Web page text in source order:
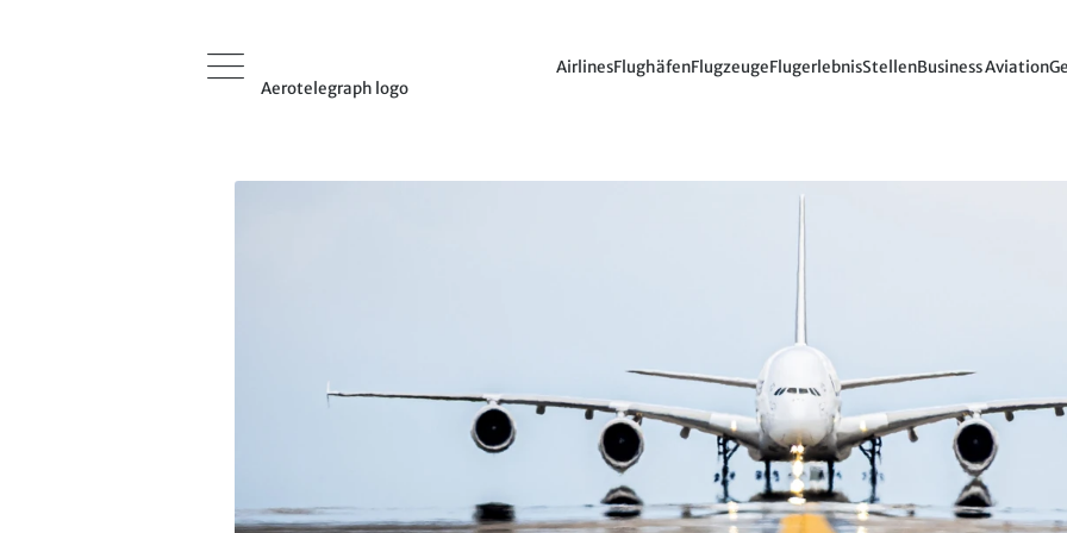
Aerotelegraph logo
AirlinesFlughäfenFlugzeugeFlugerlebnisStellenBusiness Aviation